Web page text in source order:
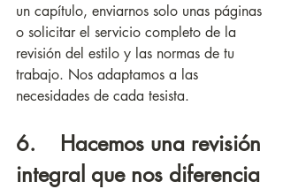
un capítulo, enviarnos solo unas páginas
o solicitar el servicio completo de la
revisión del estilo y las normas de tu
trabajo. Nos adaptamos a las
necesidades de cada tesista.
6.    Hacemos una revisión
integral que nos diferencia